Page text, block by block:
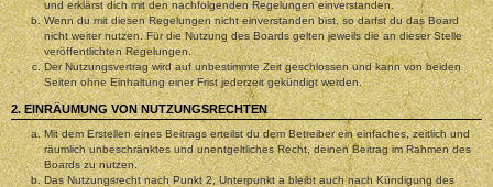
und erklärst dich mit den nachfolgenden Regelungen einverstanden.
Wenn du mit diesen Regelungen nicht einverstanden bist, so darfst du das Board
nicht weiter nutzen. Für die Nutzung des Boards gelten jeweils die an dieser Stelle
veröffentlichten Regelungen.
Der Nutzungsvertrag wird auf unbestimmte Zeit geschlossen und kann von beiden
Seiten ohne Einhaltung einer Frist jederzeit gekündigt werden.
2. EINRÄUMUNG VON NUTZUNGSRECHTEN
Mit dem Erstellen eines Beitrags erteilst du dem Betreiber ein einfaches, zeitlich und
räumlich unbeschränktes und unentgeltliches Recht, deinen Beitrag im Rahmen des
Boards zu nutzen.
Das Nutzungsrecht nach Punkt 2, Unterpunkt a bleibt auch nach Kündigung des